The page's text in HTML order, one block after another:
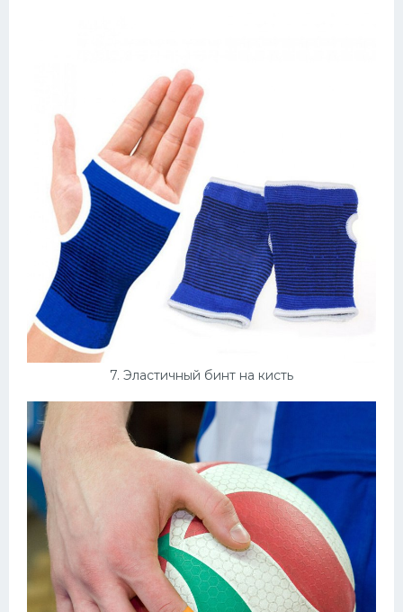
7. Эластичный бинт на кисть